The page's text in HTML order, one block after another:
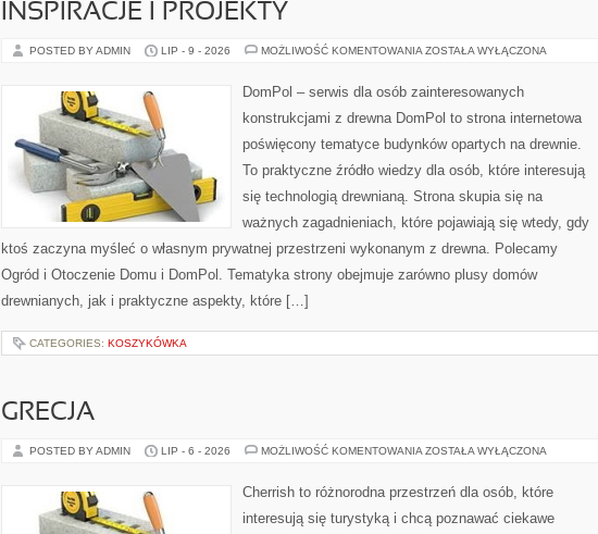
INSPIRACJE I PROJEKTY
POSTED BY ADMIN LIP - 9 - 2026 MOŻLIWOŚĆ KOMENTOWANIA INSPIRACJE
ZOSTAŁA WYŁĄCZONA
DomPol – serwis dla osób zainteresowanych
konstrukcjami z drewna DomPol to strona internetowa
poświęcony tematyce budynków opartych na drewnie.
To praktyczne źródło wiedzy dla osób, które interesują
się technologią drewnianą. Strona skupia się na
ważnych zagadnieniach, które pojawiają się wtedy, gdy
ktoś zaczyna myśleć o własnym prywatnej przestrzeni wykonanym z drewna. Polecamy
Ogród i Otoczenie Domu i DomPol. Tematyka strony obejmuje zarówno plusy domów
drewnianych, jak i praktyczne aspekty, które […]
CATEGORIES: KOSZYKÓWKA
GRECJA
POSTED BY ADMIN LIP - 6 - 2026 MOŻLIWOŚĆ KOMENTOWANIA GRECJA
ZOSTAŁA WYŁĄCZONA
Cherrish to różnorodna przestrzeń dla osób, które
interesują się turystyką i chcą poznawać ciekawe